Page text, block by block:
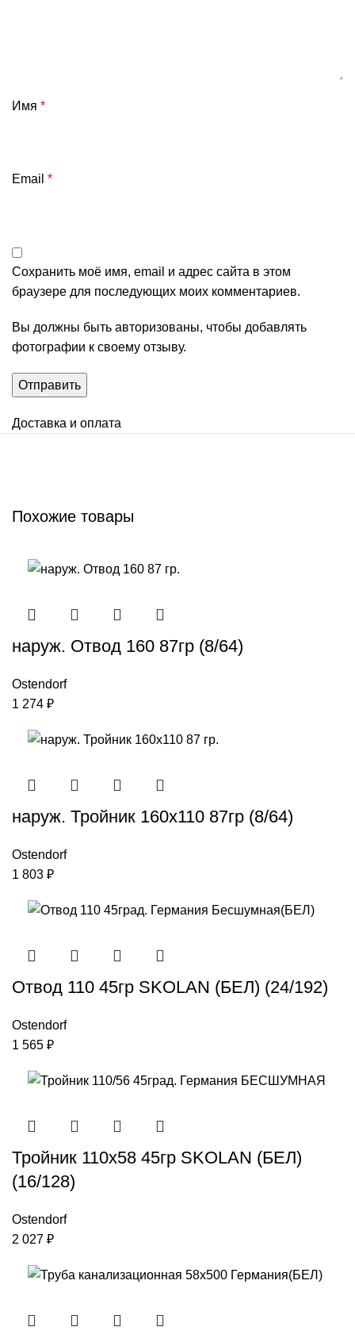
Имя *
Email *
Сохранить моё имя, email и адрес сайта в этом
браузере для последующих моих комментариев.
Вы должны быть авторизованы, чтобы добавлять
фотографии к своему отзыву.
Доставка и оплата
Похожие товары
наруж. Отвод 160 87гр (8/64)
Ostendorf
1 274 ₽
наруж. Тройник 160х110 87гр (8/64)
Ostendorf
1 803 ₽
Отвод 110 45гр SKOLAN (БЕЛ) (24/192)
Ostendorf
1 565 ₽
Тройник 110х58 45гр SKOLAN (БЕЛ)
(16/128)
Ostendorf
2 027 ₽